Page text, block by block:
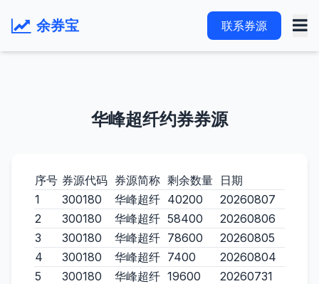
余券宝 联系券源
华峰超纤约券券源
序号 券源代码 券源简称 剩余数量 日期
1
300180 华峰超纤 40200
20260807
2
300180 华峰超纤 58400
20260806
3
300180 华峰超纤 78600
20260805
4
300180 华峰超纤 7400
20260804
5
300180 华峰超纤 19600
20260731